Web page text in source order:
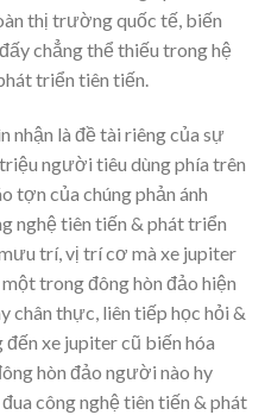
thị trường quốc tế, biến
chẳng thể thiếu trong hệ
triển tiên tiến.
nhận là đề tài riêng của sự
người tiêu dùng phía trên
tợn của chúng phản ánh
nghệ tiên tiến & phát triển
trí, vị trí cơ mà xe jupiter
trong đông hòn đảo hiện
chân thực, liên tiếp học hỏi &
xe jupiter cũ biến hóa
hòn đảo người nào hy
công nghệ tiên tiến & phát